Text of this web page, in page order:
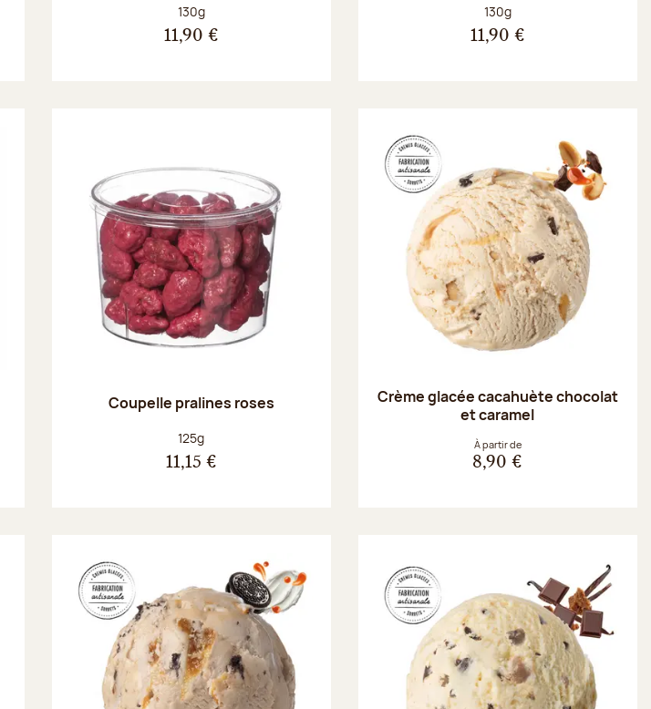
Poids net :
130g
11,90 €
Poids net :
130g
11,90 €
Coupelle pralines roses
Poids net :
125g
11,15 €
Crème glacée cacahuète chocolat
et caramel
À partir de
8,90 €